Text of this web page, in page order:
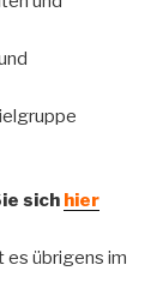
sich hier
es übrigens im